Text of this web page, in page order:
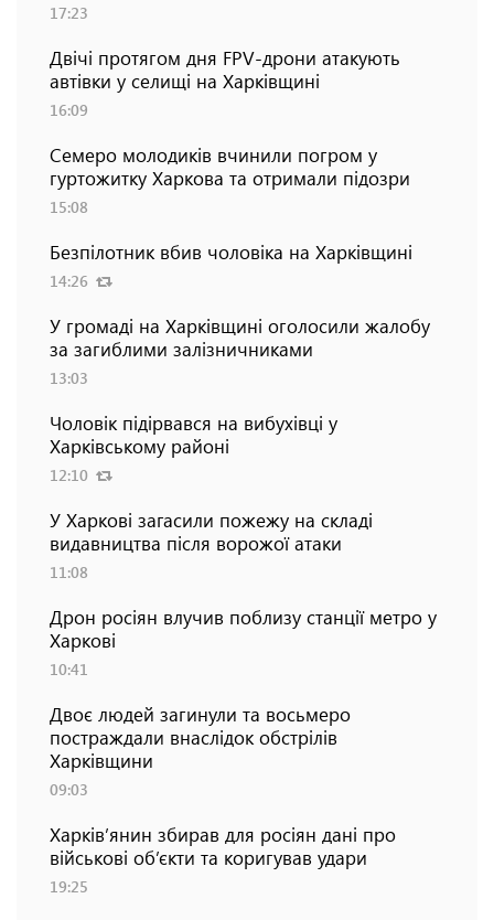
17:23
Двічі протягом дня FPV-дрони атакують
автівки у селищі на Харківщині
16:09
Семеро молодиків вчинили погром у
гуртожитку Харкова та отримали підозри
15:08
Безпілотник вбив чоловіка на Харківщині
14:26
У громаді на Харківщині оголосили жалобу
за загиблими залізничниками
13:03
Чоловік підірвався на вибухівці у
Харківському районі
12:10
У Харкові загасили пожежу на складі
видавництва після ворожої атаки
11:08
Дрон росіян влучив поблизу станції метро у
Харкові
10:41
Двоє людей загинули та восьмеро
постраждали внаслідок обстрілів
Харківщини
09:03
Харків’янин збирав для росіян дані про
військові об’єкти та коригував удари
19:25